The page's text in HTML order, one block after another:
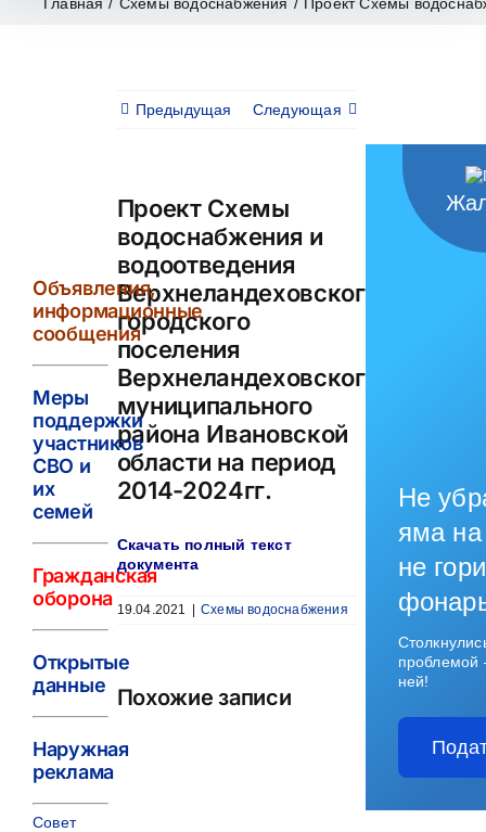
Предыдущая Следующая
Проект Схемы
водоснабжения и
водоотведения
городского
поселения
Верхнеландеховского
муниципального
района Ивановской
области на период
2014-2024гг.
Скачать полный текст
документа
19.04.2021 Схемы водоснабжения
Похожие записи
Объявления,
информационные
сообщения
Меры
поддержки
участников
СВО и
их
семей
Гражданская
оборона
Открытые
данные
Наружная
реклама
Совет
Не
яма на
не
ней!